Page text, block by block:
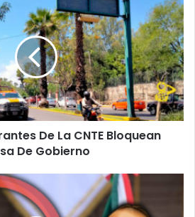
De La CNTE Bloquean
De Gobierno